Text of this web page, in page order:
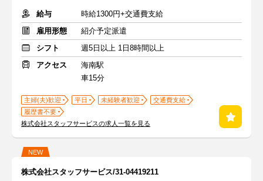
給与
時給1300円+交通費支給
雇用形態
紹介予定派遣
シフト
週5日以上 1日8時間以上
アクセス
海南駅
車15分
主婦(夫)歓迎 平日 未経験者歓迎
交通費支給
履歴書不要
株式会社スタッフサービスの求人一覧を見る
NEW
株式会社スタッフサービス/31-04419211